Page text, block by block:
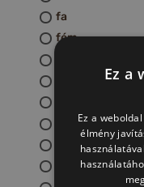
fa
fém
hernyóselyem
nemez
papír
Ez a
Ez a
élmény